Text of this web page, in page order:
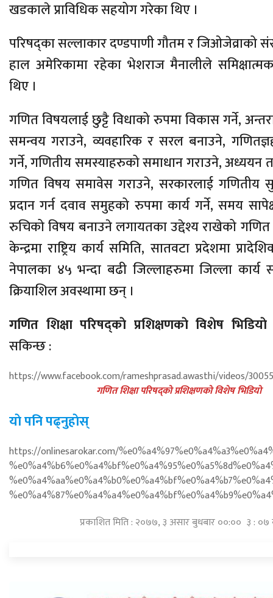
खडकाले प्राविधिक सहयोग गरेका थिए ।
परिषद्का सल्लाकार दण्डपाणी गौतम र जिओजेव्राको
हाल अमेरिकामा रहेका भेशराज मैनालीले
थिए ।
गणित विषयलाई छुट्टै विधाको रुपमा विकास गर्ने,
समन्वय गराउने, व्यवहारिक र सरल बनाउने,
गर्ने, गणितीय समस्याहरुको समाधान गराउने, अध्ययन
गणित विषय समावेस गराउने, सरकारलाई गणितीय
प्रदान गर्न दवाव समुहको रुपमा कार्य गर्ने, समय
रुचिको विषय बनाउने लगायतका उद्देश्य राखेको गणित
केन्द्रमा राष्ट्रिय कार्य समिति, सातवटा प्रदेशमा
नेपालका ४५ भन्दा बढी जिल्लाहरुमा जिल्ला कार्य
क्रियाशिल अवस्थामा छन् ।
गणित शिक्षा परिषद्काे प्रशिक्षणकाे विशेष भिडियाे
सकिन्छ :
https://www.facebook.com/rameshprasad.awasthi/videos/
गणित शिक्षा परिषद्काे प्रशिक्षणकाे विशेष भिडियाे
याे पनि पढ्नुहाेस्
https://onlinesarokar.com/
प्रकाशित मिति : २०७७, ३ असार बुधबार ००:०० ३ :